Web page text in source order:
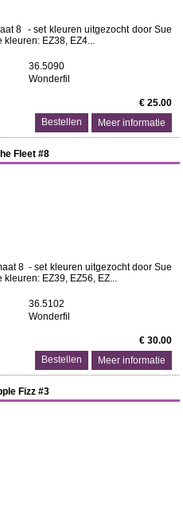
8 - set kleuren uitgezocht door Sue
EZ38, EZ4...
36.5090
Wonderfil
€ 25.00
Meer informatie
Fleet #8
8 - set kleuren uitgezocht door Sue
EZ39, EZ56, EZ...
36.5102
Wonderfil
€ 30.00
Meer informatie
Fizz #3